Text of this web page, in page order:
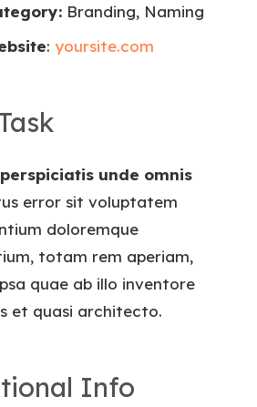
Branding, Naming
: yoursite.com
unde omnis
error sit voluptatem
doloremque
totam rem aperiam,
quae ab illo inventore
et quasi architecto.
Info